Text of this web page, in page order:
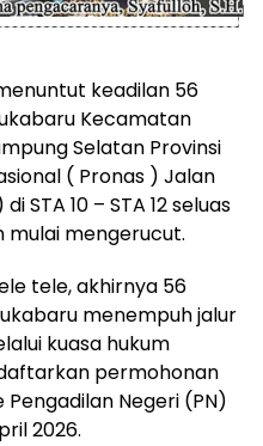
keadilan 56
Kecamatan
Selatan Provinsi
( Pronas ) Jalan
STA 10 – STA 12 seluas
mulai mengerucut.
tele, akhirnya 56
menempuh jalur
kuasa hukum
permohonan
Negeri (PN)
2026.